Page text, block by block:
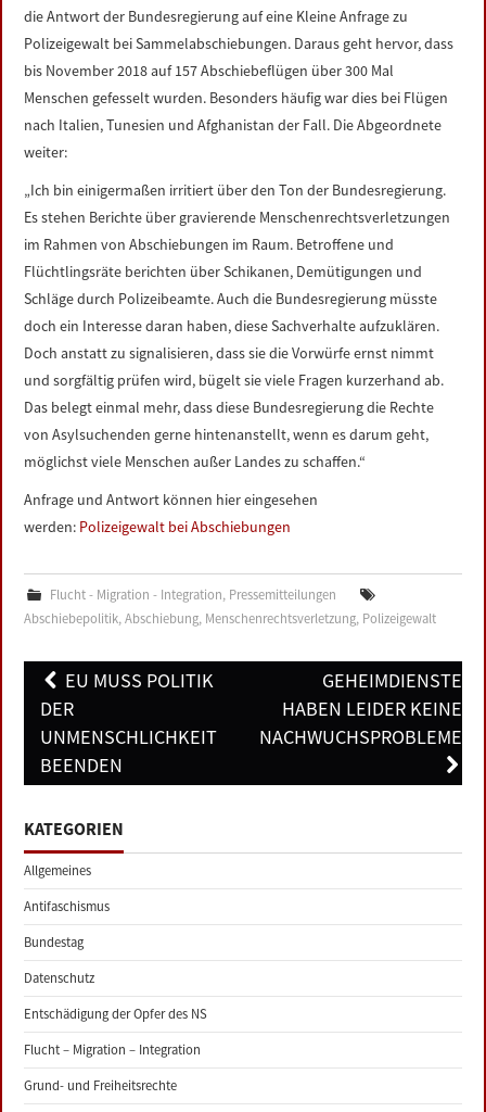
DATENSCHUTZERKLÄRUNG
IMPRESSUM
die Antwort der Bundesregierung auf eine Kleine Anfrage zu
Polizeigewalt bei Sammelabschiebungen. Daraus geht hervor, dass
bis November 2018 auf 157 Abschiebeflügen über 300 Mal
Menschen gefesselt wurden. Besonders häufig war dies bei Flügen
nach Italien, Tunesien und Afghanistan der Fall. Die Abgeordnete
weiter:
„Ich bin einigermaßen irritiert über den Ton der Bundesregierung.
Es stehen Berichte über gravierende Menschenrechtsverletzungen
im Rahmen von Abschiebungen im Raum. Betroffene und
Flüchtlingsräte berichten über Schikanen, Demütigungen und
Schläge durch Polizeibeamte. Auch die Bundesregierung müsste
doch ein Interesse daran haben, diese Sachverhalte aufzuklären.
Doch anstatt zu signalisieren, dass sie die Vorwürfe ernst nimmt
und sorgfältig prüfen wird, bügelt sie viele Fragen kurzerhand ab.
Das belegt einmal mehr, dass diese Bundesregierung die Rechte
von Asylsuchenden gerne hintenanstellt, wenn es darum geht,
möglichst viele Menschen außer Landes zu schaffen.“
Anfrage und Antwort können hier eingesehen
werden: Polizeigewalt bei Abschiebungen
Flucht - Migration - Integration, Pressemitteilungen
Abschiebepolitik,Abschiebung, Menschenrechtsverletzung, Polizeigewalt
Post
navigation
EU MUSS POLITIK
DER
UNMENSCHLICHKEIT
BEENDEN
GEHEIMDIENSTE
HABEN LEIDER KEINE
NACHWUCHSPROBLEME
KATEGORIEN
Allgemeines
Antifaschismus
Bundestag
Datenschutz
Entschädigung der Opfer des NS
Flucht – Migration – Integration
Grund- und Freiheitsrechte